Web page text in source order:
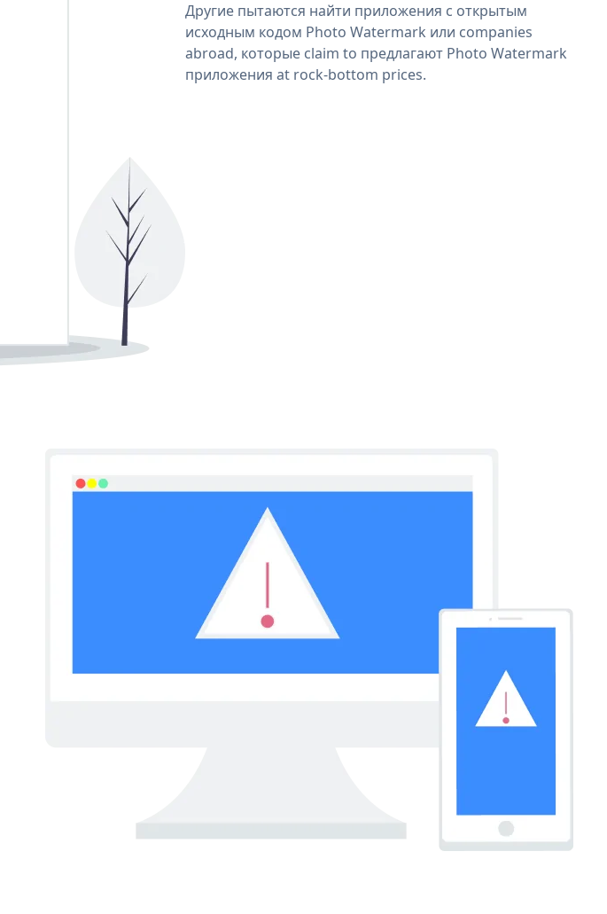
Другие пытаются найти приложения с открытым
исходным кодом Photo Watermark или companies
abroad, которые claim to предлагают Photo Watermark
приложения at rock-bottom prices.